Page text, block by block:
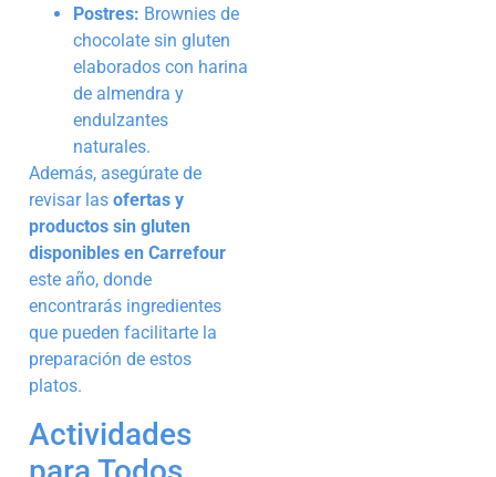
Postres: Brownies de
chocolate sin gluten
elaborados con harina
de almendra y
endulzantes
naturales.
Además, asegúrate de
revisar las ofertas y
productos sin gluten
disponibles en Carrefour
este año, donde
encontrarás ingredientes
que pueden facilitarte la
preparación de estos
platos.
Actividades